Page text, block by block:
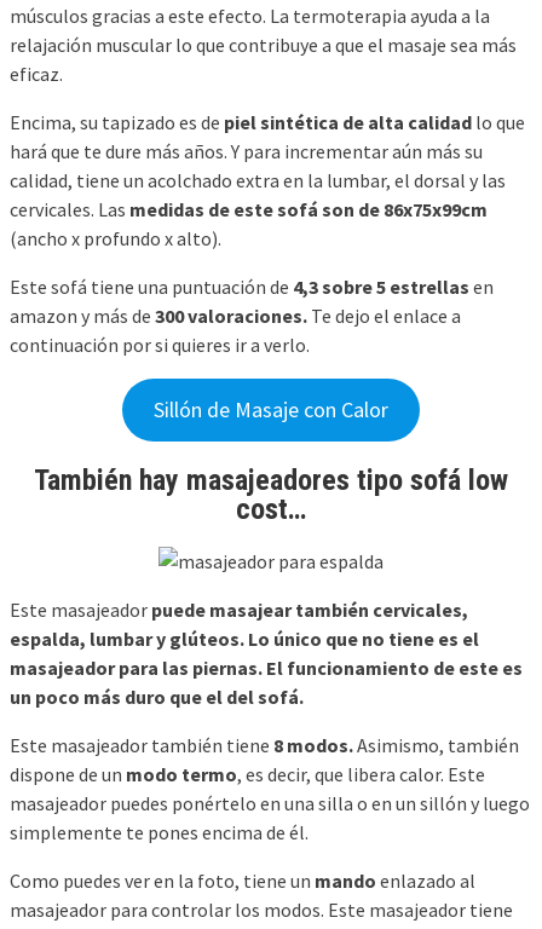
músculos gracias a este efecto. La termoterapia ayuda a la
relajación muscular lo que contribuye a que el masaje sea más
eficaz.
Encima, su tapizado es de piel sintética de alta calidad lo que
hará que te dure más años. Y para incrementar aún más su
calidad, tiene un acolchado extra en la lumbar, el dorsal y las
cervicales. Las medidas de este sofá son de 86x75x99cm
(ancho x profundo x alto).
Este sofá tiene una puntuación de 4,3 sobre 5 estrellas en
amazon y más de 300 valoraciones. Te dejo el enlace a
continuación por si quieres ir a verlo.
Sillón de Masaje con Calor
También hay masajeadores tipo sofá low
cost…
Este masajeador puede masajear también cervicales,
espalda, lumbar y glúteos. Lo único que no tiene es el
masajeador para las piernas. El funcionamiento de este es
un poco más duro que el del sofá.
Este masajeador también tiene 8 modos.Asimismo, también
dispone de un modo termo, es decir, que libera calor. Este
masajeador puedes ponértelo en una silla o en un sillón y luego
simplemente te pones encima de él.
Como puedes ver en la foto, tiene un mando enlazado al
masajeador para controlar los modos. Este masajeador tiene